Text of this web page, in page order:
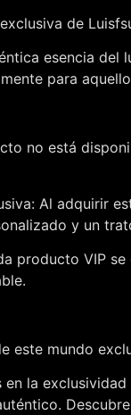
de
esencia
para
no está
Al adquirir
y un
producto VIP
este mundo
en la